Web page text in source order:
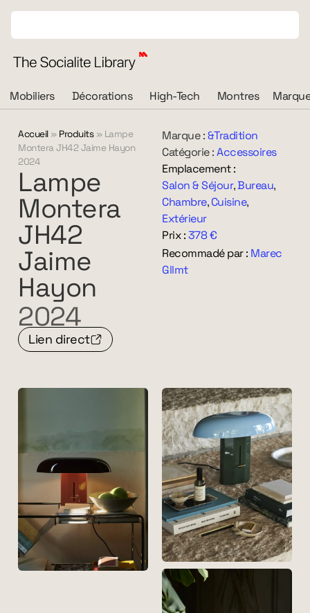
Mobiliers Décorations High-Tech Montres
Accueil» Produits» Lampe
Montera JH42 Jaime Hayon
2024
Lampe
Montera
JH42
Jaime
Hayon
2024
Lien direct
Marque :&Tradition
Catégorie :Accessoires
Emplacement :
Salon & Séjour,Bureau,
Chambre, Cuisine,
Extérieur
Prix :378 €
Recommadé par : Marec
Gllmt